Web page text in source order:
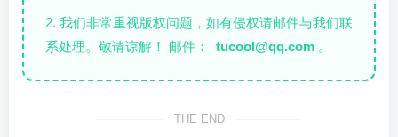
2. 我们非常重视版权问题，如有侵权请邮件与我们联
系处理。敬请谅解！ 邮件：
tucool@qq.com 。
THE END